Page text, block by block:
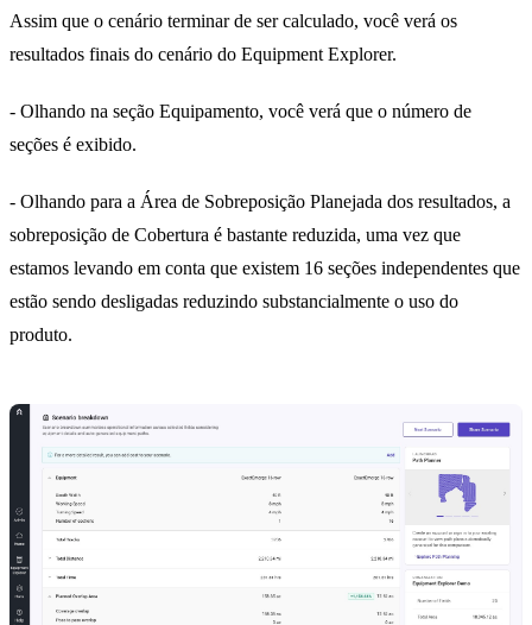
Assim que o cenário terminar de ser calculado, você verá os
resultados finais do cenário do Equipment Explorer.
- Olhando na seção Equipamento, você verá que o número de
seções é exibido.
- Olhando para a Área de Sobreposição Planejada dos resultados, a
sobreposição de Cobertura é bastante reduzida, uma vez que
estamos levando em conta que existem 16 seções independentes que
estão sendo desligadas reduzindo substancialmente o uso do
produto.